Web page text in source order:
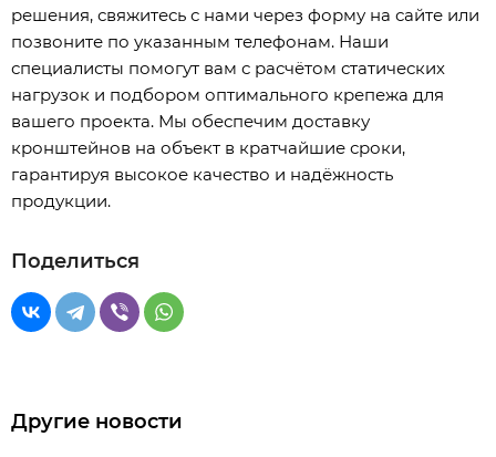
решения, свяжитесь с нами через форму на сайте или
позвоните по указанным телефонам. Наши
специалисты помогут вам с расчётом статических
нагрузок и подбором оптимального крепежа для
вашего проекта. Мы обеспечим доставку
кронштейнов на объект в кратчайшие сроки,
гарантируя высокое качество и надёжность
продукции.
Поделиться
Другие новости